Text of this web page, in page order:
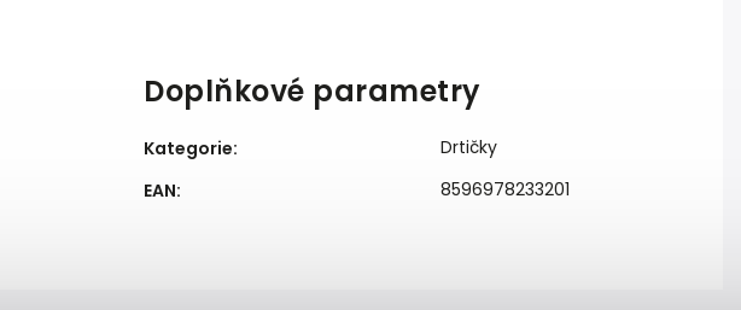
Doplňkové parametry
Kategorie:
Drtičky
EAN: 8596978233201